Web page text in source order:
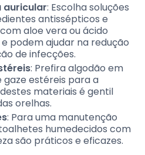
auricular: Escolha soluções
antissépticos e
aloe vera ou ácido
podem ajudar na redução
de infecções.
: Prefira algodão em
gaze estéreis para a
materiais é gentil
orelhas.
: Para uma manutenção
humedecidos com
são práticos e eficazes.